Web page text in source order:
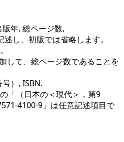
年, 総ページ数,
し、初版では省略します。
して、総ページ数であることを
）, ISBN.
「（日本の＜現代＞，第9
4100-9」は任意記述項目で